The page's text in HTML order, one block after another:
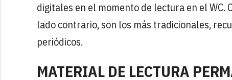
digitales en el momento de lectura en el
lado contrario, son los más tradicionales,
periódicos.
MATERIAL DE LECTURA